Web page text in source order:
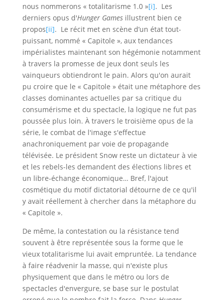
nous nommerons « totalitarisme 1.0 »[i]. Les
derniers opus d'Hunger Gamesillustrent bien ce
propos[ii]. Le récit met en scène d’un état tout-
puissant, nommé « Capitole », aux tendances
impérialistes maintenant son hégémonie notamment
à travers la promesse de jeux dont seuls les
vainqueurs obtiendront le pain. Alors qu'on aurait
pu croire que le « Capitole » était une métaphore des
classes dominantes actuelles par sa critique du
consumérisme et du spectacle, la logique ne fut pas
poussée plus loin. À travers le troisième opus de la
série, le combat de l'image s'effectue
anachroniquement par voie de propagande
télévisée. Le président Snow reste un dictateur à vie
et les rebels-les demandent des élections libres et
un libre-échange économique… Bref, l'ajout
cosmétique du motif dictatorial détourne de ce qu'il
y avait réellement à chercher dans la métaphore du
« Capitole ».
De même, la contestation ou la résistance tend
souvent à être représentée sous la forme que le
vieux totalitarisme lui avait empruntée. La tendance
à faire réadvenir la masse, qui n'existe plus
physiquement que dans le métro ou lors de
spectacles d'envergure, se base sur le postulat